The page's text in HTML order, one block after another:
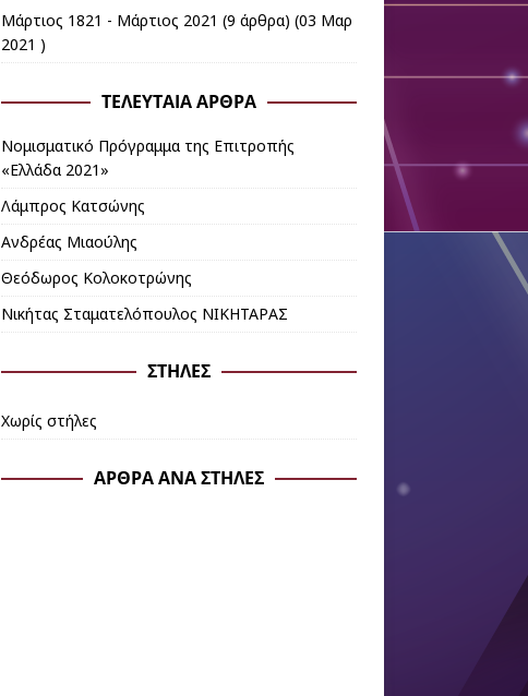
Μάρτιος 1821 - Μάρτιος 2021 (9 άρθρα) (03 Μαρ
2021 )
ΤΕΛΕΥΤΑΊΑ ΆΡΘΡΑ
Noμισματικό Πρόγραμμα της Επιτροπής
«Ελλάδα 2021»
Λάμπρος Κατσώνης
Ανδρέας Μιαούλης
Θεόδωρος Κολοκοτρώνης
Νικήτας Σταματελόπουλος ΝΙΚΗΤΑΡΑΣ
ΣΤΉΛΕΣ
Χωρίς στήλες
ΆΡΘΡΑ ΑΝΆ ΣΤΉΛΕΣ